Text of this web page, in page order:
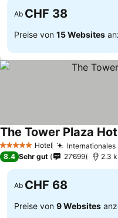
Ab CHF 38
Preise von 15 Websites
5 Sterne Hotel
The Tower Plaza
8.4 Sehr gut 27’699 2.3
Ab CHF 68
Preise von 9 Websites